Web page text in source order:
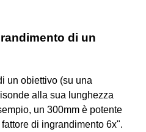
di un
un obiettivo (su una
alla sua lunghezza
un 300mm è potente
di ingrandimento 6x".